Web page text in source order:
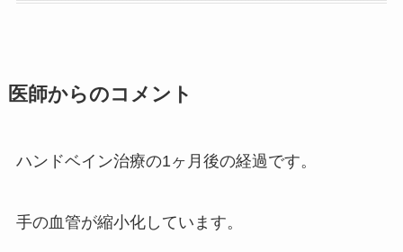
医師からのコメント
ハンドベイン治療の1ヶ月後の経過です。
手の血管が縮小化しています。